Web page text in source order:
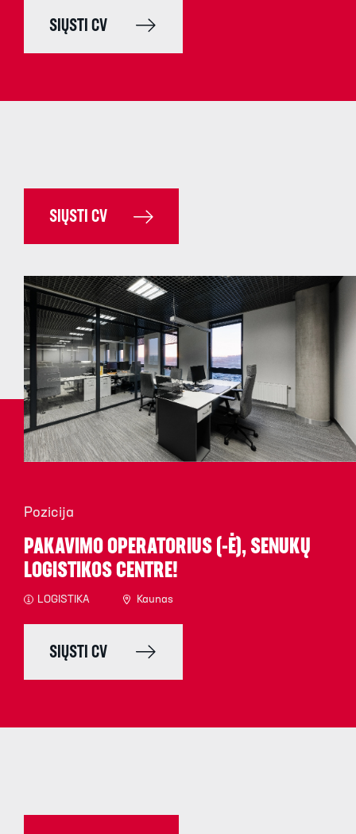
SIŲSTI CV
SIŲSTI CV
Pozicija
PAKAVIMO OPERATORIUS (-Ė), SENUKŲ
LOGISTIKOS CENTRE!
LOGISTIKA Kaunas
SIŲSTI CV